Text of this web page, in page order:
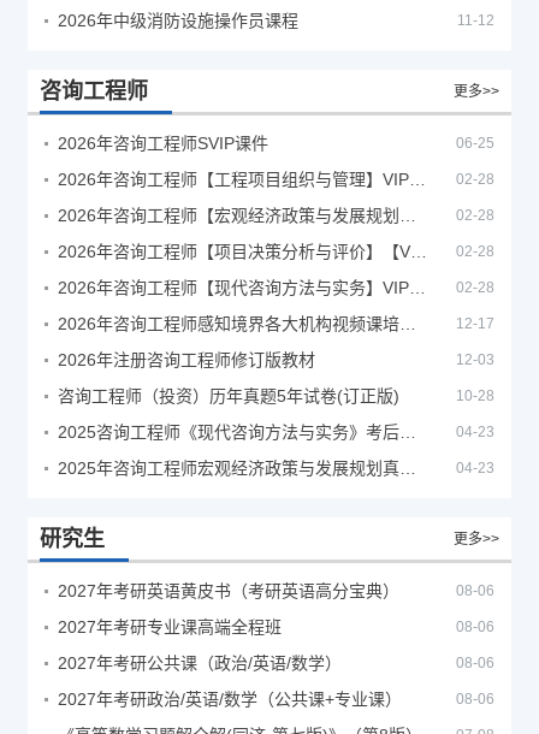
2026年中级消防设施操作员课程 11-12
咨询工程师 更多>>
2026年咨询工程师SVIP课件 06-25
02-28
02-28
02-28
02-28
12-17
2026年注册咨询工程师修订版教材 12-03
咨询工程师（投资）历年真题5年试卷(订正版) 10-28
04-23
04-23
研究生 更多>>
2027年考研英语黄皮书（考研英语高分宝典） 08-06
2027年考研专业课高端全程班 08-06
2027年考研公共课（政治/英语/数学） 08-06
2027年考研政治/英语/数学（公共课+专业课） 08-06